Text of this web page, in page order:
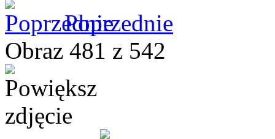
Poprzednie
Obraz 481 z 542